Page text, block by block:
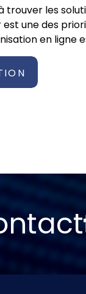
trouver les
une des
en ligne